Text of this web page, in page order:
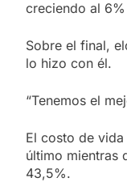
creciendo al 6%
Sobre el final,
lo hizo con él.
“Tenemos el
El costo de
último mientras
43,5%.